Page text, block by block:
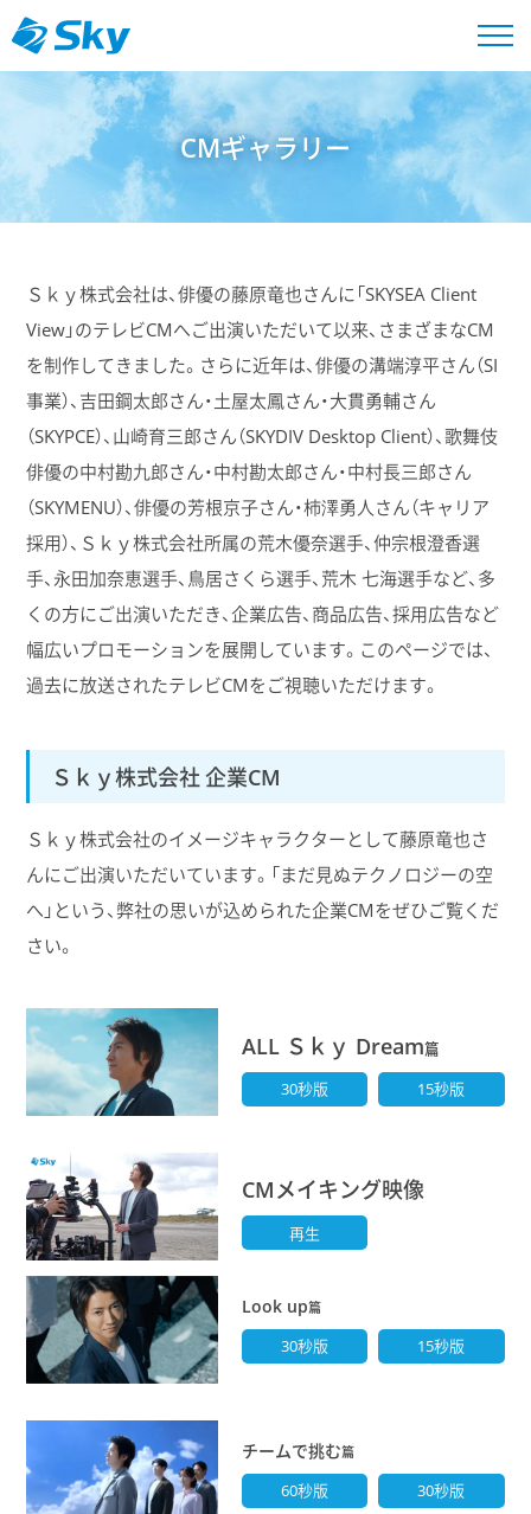
CMギャラリー
Ｓｋｙ株式会社は、俳優の藤原竜也さんに「SKYSEA Client
View」のテレビCMへご出演いただいて以来、さまざまなCM
を制作してきました。さらに近年は、俳優の溝端淳平さん（SI
事業）、吉田鋼太郎さん・土屋太鳳さん・大貫勇輔さん
（SKYPCE）、山崎育三郎さん（SKYDIV Desktop Client）、歌舞伎
俳優の中村勘九郎さん・中村勘太郎さん・中村長三郎さん
（SKYMENU）、俳優の芳根京子さん・柿澤勇人さん（キャリア
採用）、Ｓｋｙ株式会社所属の荒木優奈選手、仲宗根澄香選
手、永田加奈恵選手、鳥居さくら選手、荒木 七海選手など、多
くの方にご出演いただき、企業広告、商品広告、採用広告など
幅広いプロモーションを展開しています。このページでは、
過去に放送されたテレビCMをご視聴いただけます。
Ｓｋｙ株式会社 企業CM
Ｓｋｙ株式会社のイメージキャラクターとして藤原竜也さ
んにご出演いただいています。「まだ見ぬテクノロジーの空
へ」という、弊社の思いが込められた企業CMをぜひご覧くだ
さい。
ALL Ｓｋｙ Dream篇
30秒版 15秒版
CMメイキング映像
再生
Look up篇
30秒版 15秒版
チームで挑む篇
60秒版 30秒版